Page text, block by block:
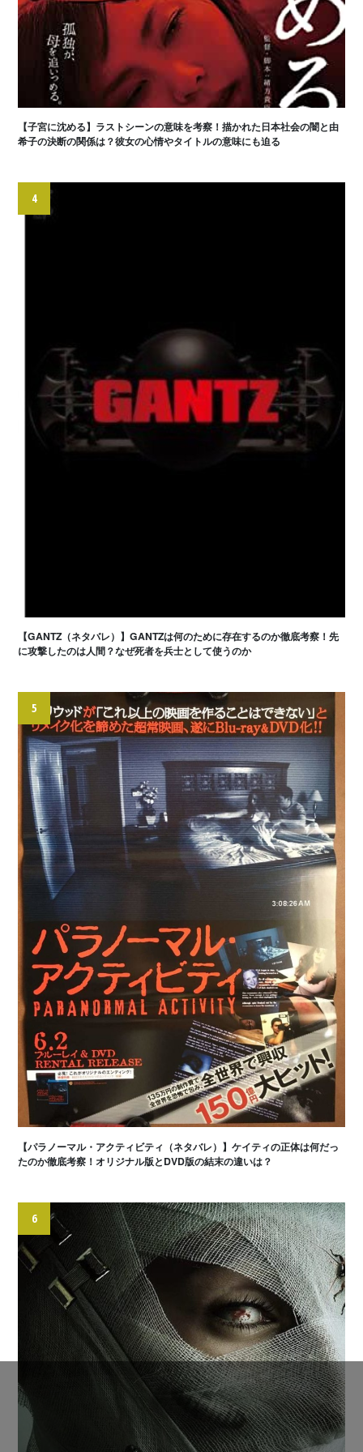
【子宮に沈める】ラストシーンの意味を考察！描かれた日本社会の闇と由
希子の決断の関係は？彼女の心情やタイトルの意味にも迫る
4
【GANTZ（ネタバレ）】GANTZは何のために存在するのか徹底考察！先
に攻撃したのは人間？なぜ死者を兵士として使うのか
5
【パラノーマル・アクティビティ（ネタバレ）】ケイティの正体は何だっ
たのか徹底考察！オリジナル版とDVD版の結末の違いは？
6